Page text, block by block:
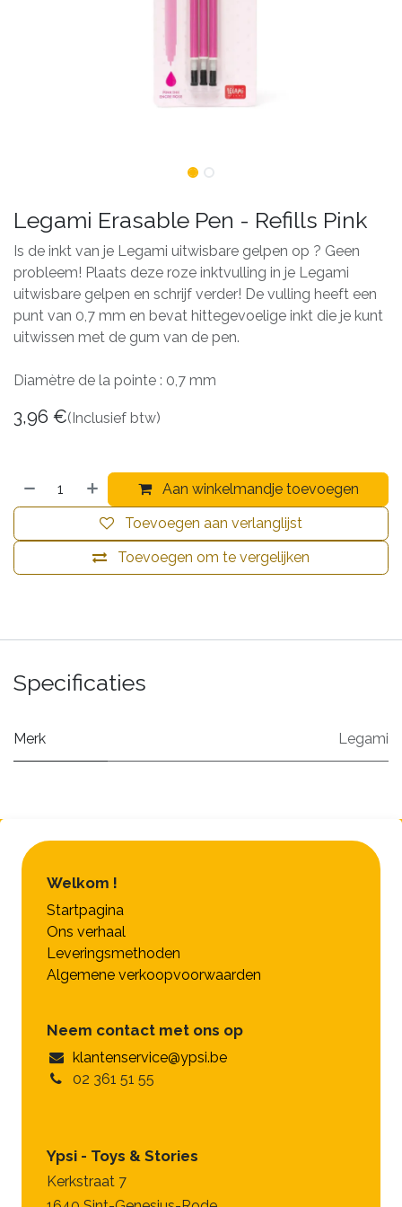
Legami Erasable Pen - Refills Pink
Is de inkt van je Legami uitwisbare gelpen op ? Geen
probleem! Plaats deze roze inktvulling in je Legami
uitwisbare gelpen en schrijf verder! De vulling heeft een
punt van 0,7 mm en bevat hittegevoelige inkt die je kunt
uitwissen met de gum van de pen.
Diamètre de la pointe : 0,7 mm
3,96 €(Inclusief btw)
Aan winkelmandje toevoegen
Toevoegen om te vergelijken
Toevoegen aan verlanglijst
Specificaties
Merk Legami
Welkom !
Startpagina
Ons verhaal
Leveringsmethoden
Algemene verkoopvoorwaarden
Neem contact met ons op
klantenservice@ypsi.be
02 361 51 55
Ypsi - Toys & Stories
Kerkstraat 7